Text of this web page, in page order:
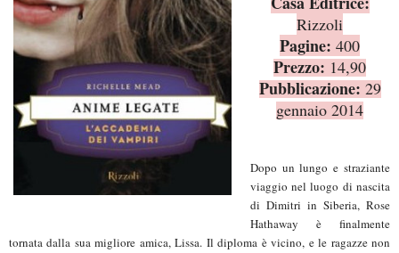
Rizzoli
Pagine: 400
Prezzo:14,90
Pubblicazione:29
gennaio 2014
Dopo un lungo e straziante
viaggio nel luogo di nascita
di Dimitri in Siberia, Rose
Hathaway è finalmente
tornata dalla sua migliore amica, Lissa. Il diploma è vicino, e le ragazze non